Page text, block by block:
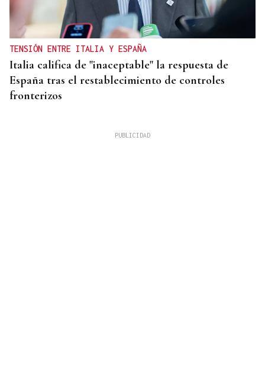
TENSIÓN ENTRE ITALIA Y ESPAÑA
Italia califica de "inaceptable" la respuesta de
España tras el restablecimiento de controles
fronterizos